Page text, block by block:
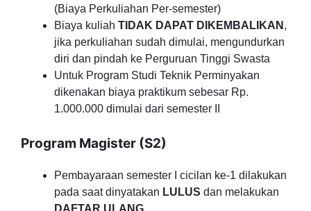
(Biaya Perkuliahan Per-semester)
Biaya kuliah TIDAK DAPAT DIKEMBALIKAN ,
jika perkuliahan sudah dimulai, mengundurkan
diri dan pindah ke Perguruan Tinggi Swasta
Untuk Program Studi Teknik Perminyakan
dikenakan biaya praktikum sebesar Rp.
1.000.000 dimulai dari semester II
Program Magister (S2)
Pembayaraan semester I cicilan ke-1 dilakukan
pada saat dinyatakan LULUS dan melakukan
DAFTAR ULANG